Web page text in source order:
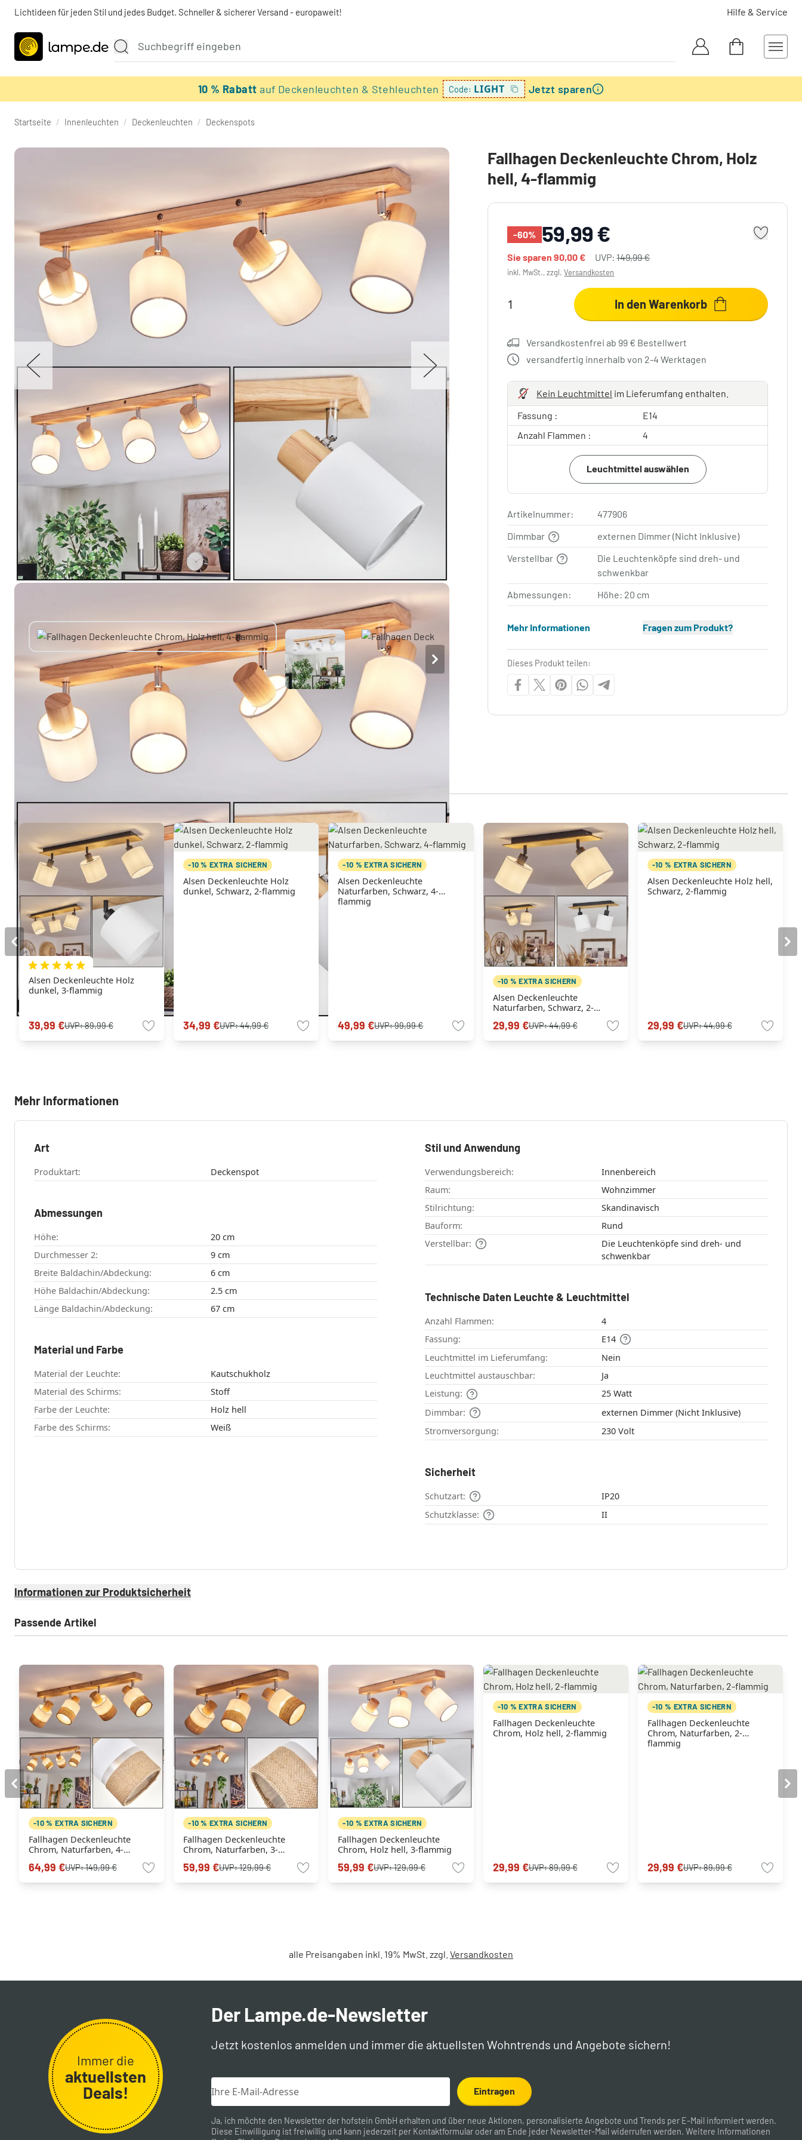
Lichtideen für jeden Stil und jedes Budget. Schneller & sicherer Versand - europaweit! Hilfe & Service
10 % Rabattauf Deckenleuchten & Stehleuchten Code: LIGHT Jetzt sparen
Startseite / Innenleuchten / Deckenleuchten / Deckenspots
Fallhagen Deckenleuchte Chrom, Holz
hell, 4-flammig
-60% 59,99 €
Sie sparen90,00 € UVP:149,99 €
inkl. MwSt., zzgl.Versandkosten
In den Warenkorb
Versandkostenfrei ab 99 € Bestellwert
versandfertig innerhalb von 2-4 Werktagen
Kein Leuchtmittel im Lieferumfang enthalten.
Fassung :
E14
Anzahl Flammen :
4
Leuchtmittel auswählen
Artikelnummer:
477906
Dimmbar
externen Dimmer (Nicht Inklusive)
Verstellbar
Die Leuchtenköpfe sind dreh- und
schwenkbar
Abmessungen:
Höhe: 20 cm
Mehr Informationen Fragen zum Produkt?
Dieses Produkt teilen:
Sie mögen vielleicht auch
Alsen Deckenleuchte Holz
dunkel, 3-flammig
39,99 €UVP:89,99 €
-10 % EXTRA SICHERN
Alsen Deckenleuchte Holz
dunkel, Schwarz, 2-flammig
34,99 €UVP:44,99 €
-10 % EXTRA SICHERN
Alsen Deckenleuchte
Naturfarben, Schwarz, 4-
flammig
49,99 €UVP:99,99 €
-10 % EXTRA SICHERN
Alsen Deckenleuchte
Naturfarben, Schwarz, 2-
29,99 €UVP:44,99 €
-10 % EXTRA SICHERN
Alsen Deckenleuchte Holz hell,
Schwarz, 2-flammig
29,99 €UVP:44,99 €
Mehr Informationen
Art
Produktart: Deckenspot
Abmessungen
Höhe:
20 cm
Durchmesser 2:
9 cm
Breite Baldachin/Abdeckung:
6 cm
Höhe Baldachin/Abdeckung:
2.5 cm
Länge Baldachin/Abdeckung:
67 cm
Material und Farbe
Material der Leuchte:
Kautschukholz
Material des Schirms:
Stoff
Farbe der Leuchte:
Holz hell
Farbe des Schirms:
Weiß
Stil und Anwendung
Verwendungsbereich:
Innenbereich
Raum:
Wohnzimmer
Stilrichtung:
Skandinavisch
Bauform:
Rund
Verstellbar:
Die Leuchtenköpfe sind dreh- und
schwenkbar
Technische Daten Leuchte & Leuchtmittel
Anzahl Flammen:
4
Fassung:
E14
Leuchtmittel im Lieferumfang:
Nein
Leuchtmittel austauschbar:
Ja
Leistung:
25 Watt
Dimmbar:
externen Dimmer (Nicht Inklusive)
Stromversorgung:
230 Volt
Sicherheit
Schutzart:
IP20
Schutzklasse:
II
Informationen zur Produktsicherheit
Passende Artikel
-10 % EXTRA SICHERN
Fallhagen Deckenleuchte
Chrom, Naturfarben, 4-
64,99 €UVP:149,99 €
-10 % EXTRA SICHERN
Fallhagen Deckenleuchte
Chrom, Naturfarben, 3-
59,99 €UVP:129,99 €
-10 % EXTRA SICHERN
Fallhagen Deckenleuchte
Chrom, Holz hell, 3-flammig
59,99 €UVP:129,99 €
-10 % EXTRA SICHERN
Fallhagen Deckenleuchte
Chrom, Holz hell, 2-flammig
29,99 €UVP:89,99 €
-10 % EXTRA SICHERN
Fallhagen Deckenleuchte
Chrom, Naturfarben, 2-
flammig
29,99 €UVP:89,99 €
alle Preisangaben inkl. 19% MwSt. zzgl. Versandkosten
Immer die
aktuellsten
Deals!
Der Lampe.de-Newsletter
Jetzt kostenlos anmelden und immer die aktuellsten Wohntrends und Angebote sichern!
Eintragen
Ja, ich möchte den Newsletter der hofstein GmbH erhalten und über neue Aktionen, personalisierte Angebote und Trends per E-Mail informiert werden.
Diese Einwilligung ist freiwillig und kann jederzeit per Kontaktformular oder am Ende jeder Newsletter-Mail widerrufen werden. Weitere Informationen